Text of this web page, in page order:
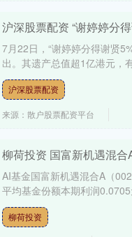
沪深股票配资 “谢婷婷分
7月22日，“谢婷婷分得谢贤
出。其遗产总值超1亿港元，
沪深股票配资
来源：散户股票配资平台
柳荷投资 国富新机遇混
AI基金国富新机遇混合A（
平均基金份额本期利润
柳荷投资
4651.31